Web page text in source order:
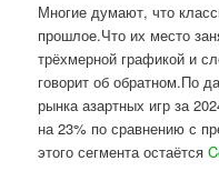
Многие думают, что
прошлое.Что их место
трёхмерной графикой и
говорит об обратном.По
рынка азартных игр за
на 23% по сравнению с
этого сегмента остаётся